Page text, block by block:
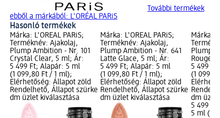
További termékek
ebből a márkából: L'ORÉAL PARiS
Hasonló termékek
Márka: L'ORÉAL PARiS;
Terméknév: Ajakolaj,
Plump Ambition - Nr. 101
Crystal Clear, 5 ml; Ár:
5 499 Ft; Alapár: 5 ml
(1 099,80 Ft / 1 ml);
Elérhetőség: Állapot zöld
Rendelhető, Állapot szürke
dm üzlet kiválasztása
Márka: L'ORÉAL PARiS;
Terméknév: Ajakolaj,
Plump Ambition - Nr. 641
Latte Glace, 5 ml; Ár:
5 499 Ft; Alapár: 5 ml
(1 099,80 Ft / 1 ml);
Elérhetőség: Állapot zöld
Rendelhető, Állapot szürke
dm üzlet kiválasztása
Márka:
Plump
Rouge
5 499
(1
dm
5 499 Ft
5 ml (1